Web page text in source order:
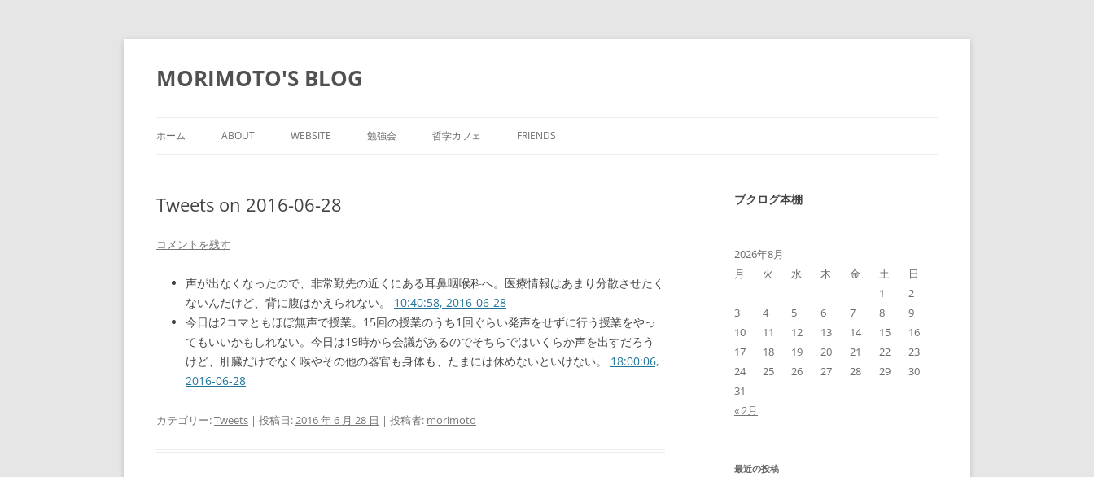
コ
ン
ツ
ッ
MORIMOTO'S BLOG
ホーム ABOUT WEBSITE 勉強会 哲学カフェ FRIENDS
Tweets on 2016-06-28
コメントを残す
声が出なくなったので、非常勤先の近くにある耳鼻咽喉科へ。医療情報はあまり分散させたく
ないんだけど、背に腹はかえられない。 10:40:58, 2016-06-28
今日は2コマともほぼ無声で授業。15回の授業のうち1回ぐらい発声をせずに行う授業をやっ
てもいいかもしれない。今日は19時から会議があるのでそちらではいくらか声を出すだろう
けど、肝臓だけでなく喉やその他の器官も身体も、たまには休めないといけない。 18:00:06,
2016-06-28
カテゴリー:Tweets | 投稿日:2016 年 6 月 28 日 | 投稿者: morimoto
ブクログ本棚
2026年8月
月
火 水 木 金 土
日
1
2
3
4 5 6 7 8
9
10
11 12 13 14 15
16
17
18 19 20 21 22
23
24
25 26 27 28 29
30
31
« 2月
最近の投稿